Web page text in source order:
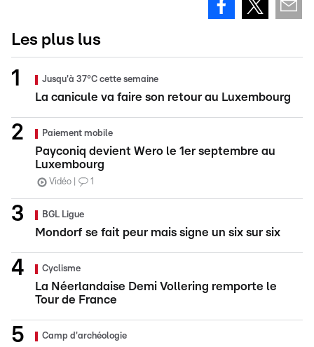
Les plus lus
Jusqu'à 37°C cette semaine
La canicule va faire son retour au Luxembourg
Paiement mobile
Payconiq devient Wero le 1er septembre au
Luxembourg
Vidéo 1
BGL Ligue
Mondorf se fait peur mais signe un six sur six
Cyclisme
La Néerlandaise Demi Vollering remporte le
Tour de France
Camp d'archéologie